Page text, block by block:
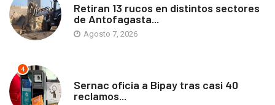
Retiran 13 rucos en distintos sectores
de Antofagasta...
Agosto 7, 2026
4
Sernac oficia a Bipay tras casi 40
reclamos...